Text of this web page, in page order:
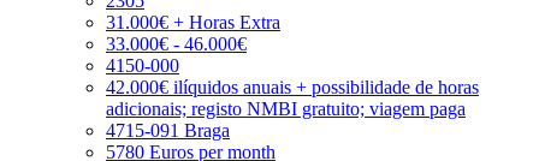
31.000€ + Horas Extra
33.000€ - 46.000€
4150-000
42.000€ ilíquidos anuais + possibilidade de horas
adicionais; registo NMBI gratuito; viagem paga
4715-091 Braga
5780 Euros per month